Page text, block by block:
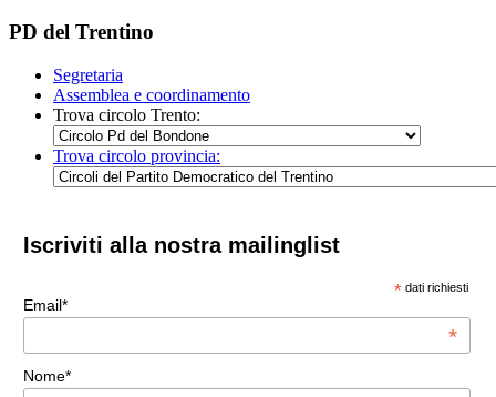
PD del Trentino
Segretaria
Assemblea e coordinamento
Trova circolo Trento:
Trova circolo provincia:
Iscriviti alla nostra mailinglist
* dati richiesti
Email*
*
Nome*